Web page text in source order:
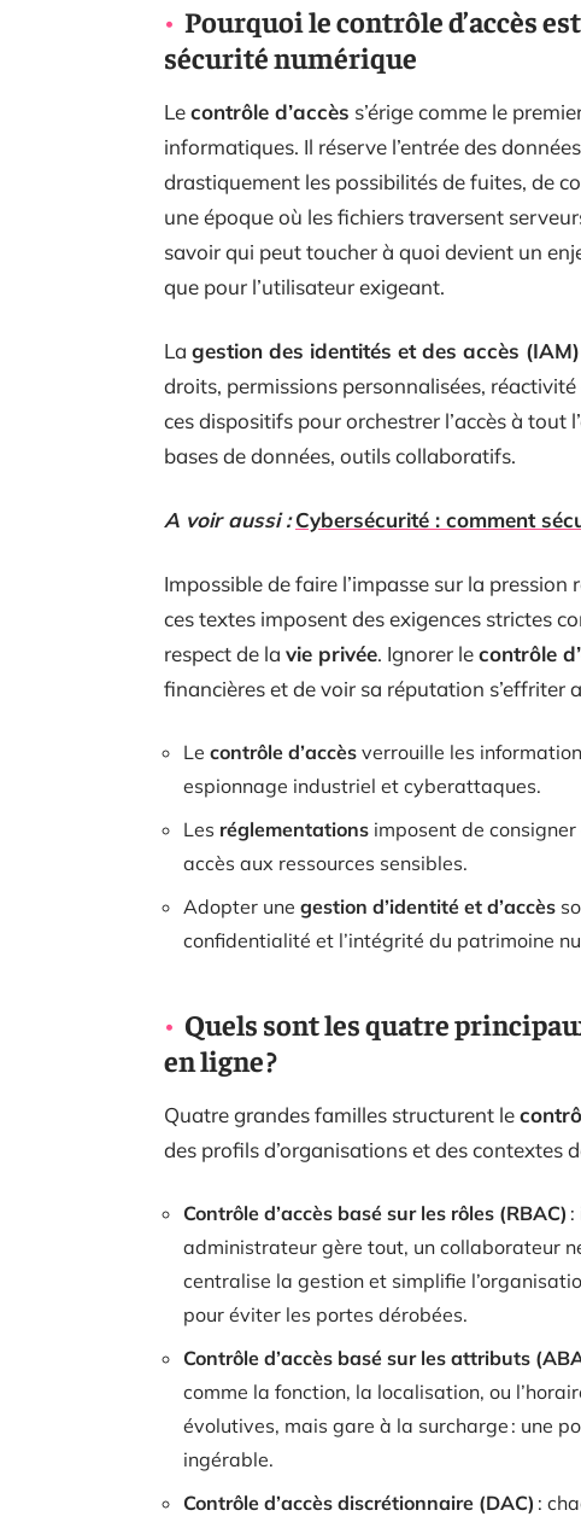
Pourquoi le contrôle d’accès
sécurité numérique
Lecontrôle d’accès s’érige comme le
informatiques. Il réserve l’entrée des
drastiquement les possibilités de fuites, de
une époque où les fichiers traversent
savoir qui peut toucher à quoi devient un
que pour l’utilisateur exigeant.
La gestion des identités et des accès (IAM)
droits, permissions personnalisées, réactivité
ces dispositifs pour orchestrer l’accès à tout
bases de données, outils collaboratifs.
A voir aussi : Cybersécurité : comment
Impossible de faire l’impasse sur la pression
ces textes imposent des exigences strictes
respect de la vie privée. Ignorer lecontrôle
financières et de voir sa réputation s’effriter
Le contrôle d’accès verrouille les
espionnage industriel et cyberattaques.
Les réglementations imposent de
accès aux ressources sensibles.
Adopter une gestion d’identité et d’accès
confidentialité et l’intégrité du patrimoine
Quels sont les quatre
en ligne ?
Quatre grandes familles structurent le
des profils d’organisations et des contextes
Contrôle d’accès basé sur les rôles (RBAC) :
administrateur gère tout, un collaborateur
centralise la gestion et simplifie
pour éviter les portes dérobées.
Contrôle d’accès basé sur les attributs
comme la fonction, la localisation, ou
évolutives, mais gare à la surcharge : une
ingérable.
Contrôle d’accès discrétionnaire (DAC) :